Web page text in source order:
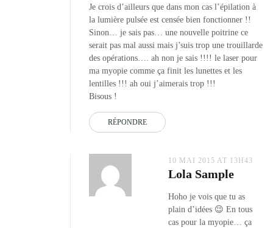
Je crois d’ailleurs que dans mon cas l’épilation à
la lumière pulsée est censée bien fonctionner !!
Sinon… je sais pas… une nouvelle poitrine ce
serait pas mal aussi mais j’suis trop une trouillarde
des opérations…. ah non je sais !!!! le laser pour
ma myopie comme ça finit les lunettes et les
lentilles !!! ah oui j’aimerais trop !!!
Bisous !
RÉPONDRE
10 MAI 2015 AT 13H43
Lola Sample
Hoho je vois que tu as
plain d’idées 😉 En tous
cas pour la myopie… ça